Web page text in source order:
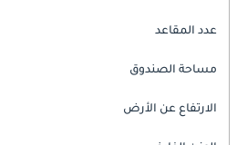
عدد المقاعد
مساحة الصندوق
الارتفاع عن الأرض